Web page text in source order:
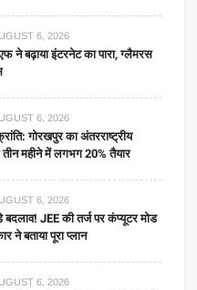
6, 2026
ने बढ़ाया इंटरनेट का पारा, ग्लैमरस
6, 2026
गोरखपुर का अंतरराष्ट्रीय
महीने में लगभग 20% तैयार
6, 2026
बदलाव! JEE की तर्ज पर कंप्यूटर मोड
बताया पूरा प्लान
6, 2026